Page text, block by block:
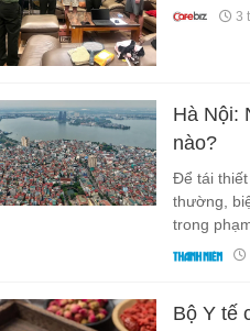
3
Hà Nội:
nào?
Để tái
thường,
trong
Bộ Y tế